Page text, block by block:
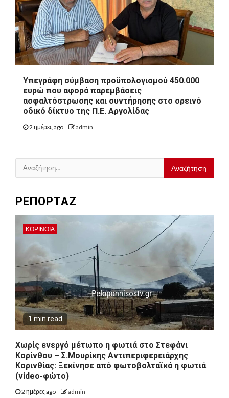
Υπεγράφη σύμβαση προϋπολογισμού 450.000
ευρώ που αφορά παρεμβάσεις
ασφαλτόστρωσης και συντήρησης στο ορεινό
οδικό δίκτυο της Π.Ε. Αργολίδας
2 ημέρες ago admin
Αναζήτηση
για:
ΡΕΠΟΡΤΑΖ
ΚΟΡΙΝΘΊΑ
1 min read
Χωρίς ενεργό μέτωπο η φωτιά στο Στεφάνι
Κορίνθου – Σ.Μουρίκης Αντιπεριφερειάρχης
Κορινθίας: Ξεκίνησε από φωτοβολταϊκά η φωτιά
(video-φώτο)
2 ημέρες ago admin